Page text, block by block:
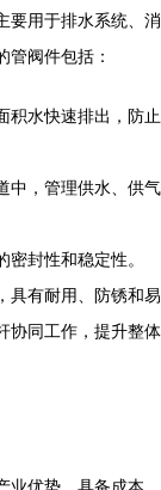
要用于排水系统、消
管阀件包括：
积水快速排出，防止
中，管理供水、供气
封性和稳定性。
具有耐用、防锈和易
协同工作，提升整体